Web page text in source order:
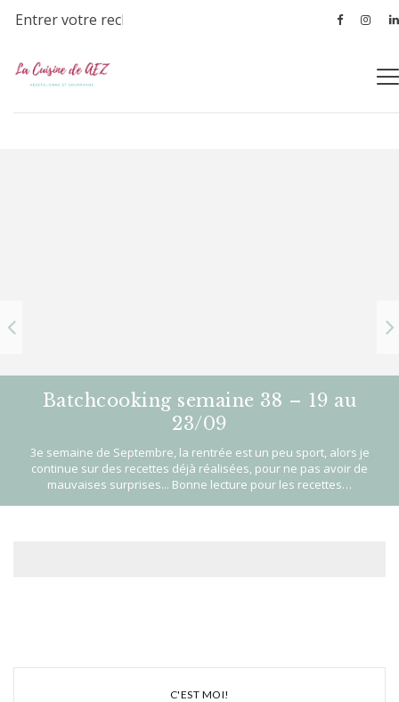
Batchcooking semaine 38 – 19 au
23/09
3e semaine de Septembre, la rentrée est un peu sport, alors je
continue sur des recettes déjà réalisées, pour ne pas avoir de
mauvaises surprises... Bonne lecture pour les recettes…
C'EST MOI!